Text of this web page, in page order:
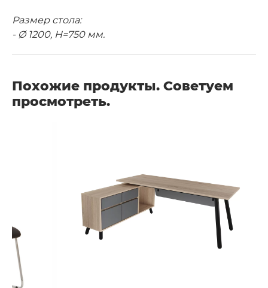
Размер стола:
- Ø 1200, H=750 мм.
Похожие продукты. Советуем
просмотреть.